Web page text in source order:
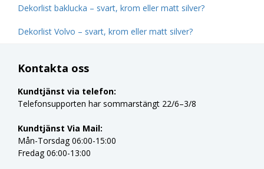
Dekorlist baklucka – svart, krom eller matt silver?
Dekorlist Volvo – svart, krom eller matt silver?
Kontakta oss
Kundtjänst via telefon:
Telefonsupporten har sommarstängt 22/6–3/8
Kundtjänst Via Mail:
Mån-Torsdag 06:00-15:00
Fredag 06:00-13:00